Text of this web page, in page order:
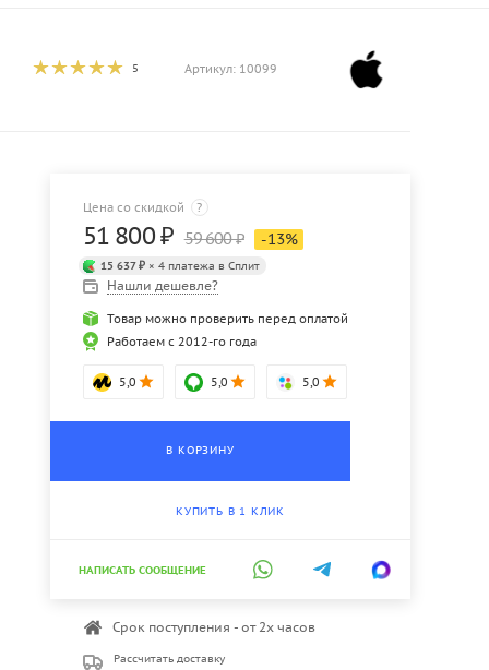
5
Артикул: 10099
Цена со скидкой ?
51 800₽ 59 600₽ -13%
15 637 ₽ × 4 платежа в Сплит
Нашли дешевле?
Товар можно проверить перед оплатой
Работаем с 2012-го года
5,0 5,0 5,0
В КОРЗИНУ
КУПИТЬ В 1 КЛИК
НАПИСАТЬ СООБЩЕНИЕ
Срок поступления - от 2х часов
Рассчитать доставку